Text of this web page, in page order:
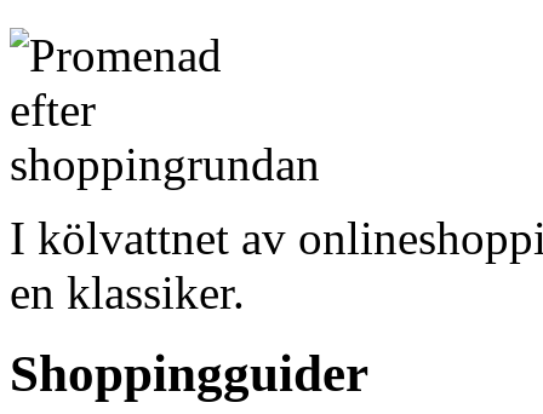
I kölvattnet av
en klassiker.
Shoppingguider